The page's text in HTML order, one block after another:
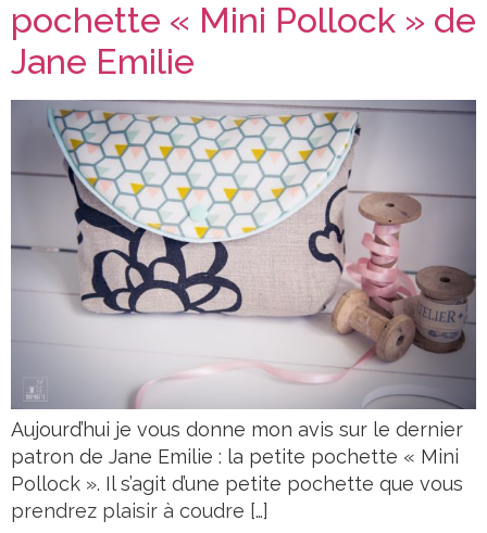
pochette « Mini Pollock » de
Jane Emilie
Aujourd’hui je vous donne mon avis sur le dernier
patron de Jane Emilie : la petite pochette « Mini
Pollock ». Il s’agit d’une petite pochette que vous
prendrez plaisir à coudre […]